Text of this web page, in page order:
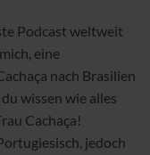
Podcast weltweit
eine
nach Brasilien
wissen wie alles
Cachaça!
jedoch